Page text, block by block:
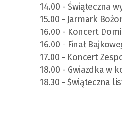
14.00 - Świąteczna
15.00 - Jarmark
16.00 - Koncert
16.00 - Finał
17.00 - Koncert
18.00 - Gwiazdka w
18.30 - Świąteczna